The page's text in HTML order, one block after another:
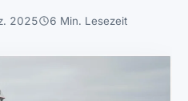
2025 6 Min. Lesezeit